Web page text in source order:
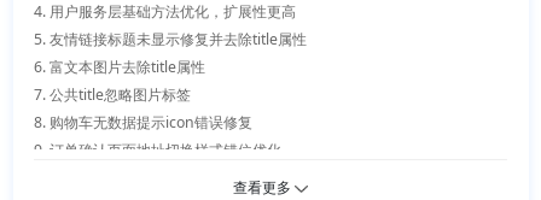
4. 用户服务层基础方法优化，扩展性更高
5. 友情链接标题未显示修复并去除title属性
6. 富文本图片去除title属性
7. 公共title忽略图片标签
8. 购物车无数据提示icon错误修复
9. 订单确认页面地址切换样式错位优化
10. 动态数据表格支持头部class唯一标识
查看更多